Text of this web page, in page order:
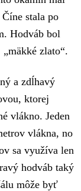
stala po
Hodváb bol
zlato“.
a zdĺhavý
ktorej
vlákno. Jeden
vlákna, no
sa využíva len
hodváb taký
môže byť